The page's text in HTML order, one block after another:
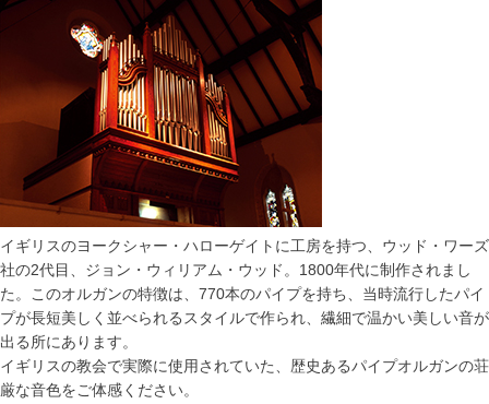
イギリスのヨークシャー・ハローゲイトに工房を持つ、ウッド・ワーズ
社の2代目、ジョン・ウィリアム・ウッド。1800年代に制作されまし
た。このオルガンの特徴は、770本のパイプを持ち、当時流行したパイ
プが長短美しく並べられるスタイルで作られ、繊細で温かい美しい音が
出る所にあります。
イギリスの教会で実際に使用されていた、歴史あるパイプオルガンの荘
厳な音色をご体感ください。